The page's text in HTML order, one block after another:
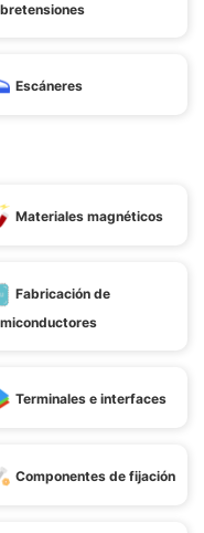
Escáneres
Materiales magnéticos
Fabricación de
Terminales e interfaces
Componentes de fijación